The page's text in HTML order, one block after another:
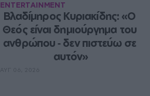
ENTERTAINMENT
Βλαδίμηρος Κυριακίδης: «Ο
Θεός είναι δημιούργημα του
ανθρώπου ‑ δεν πιστεύω σε
αυτόν»